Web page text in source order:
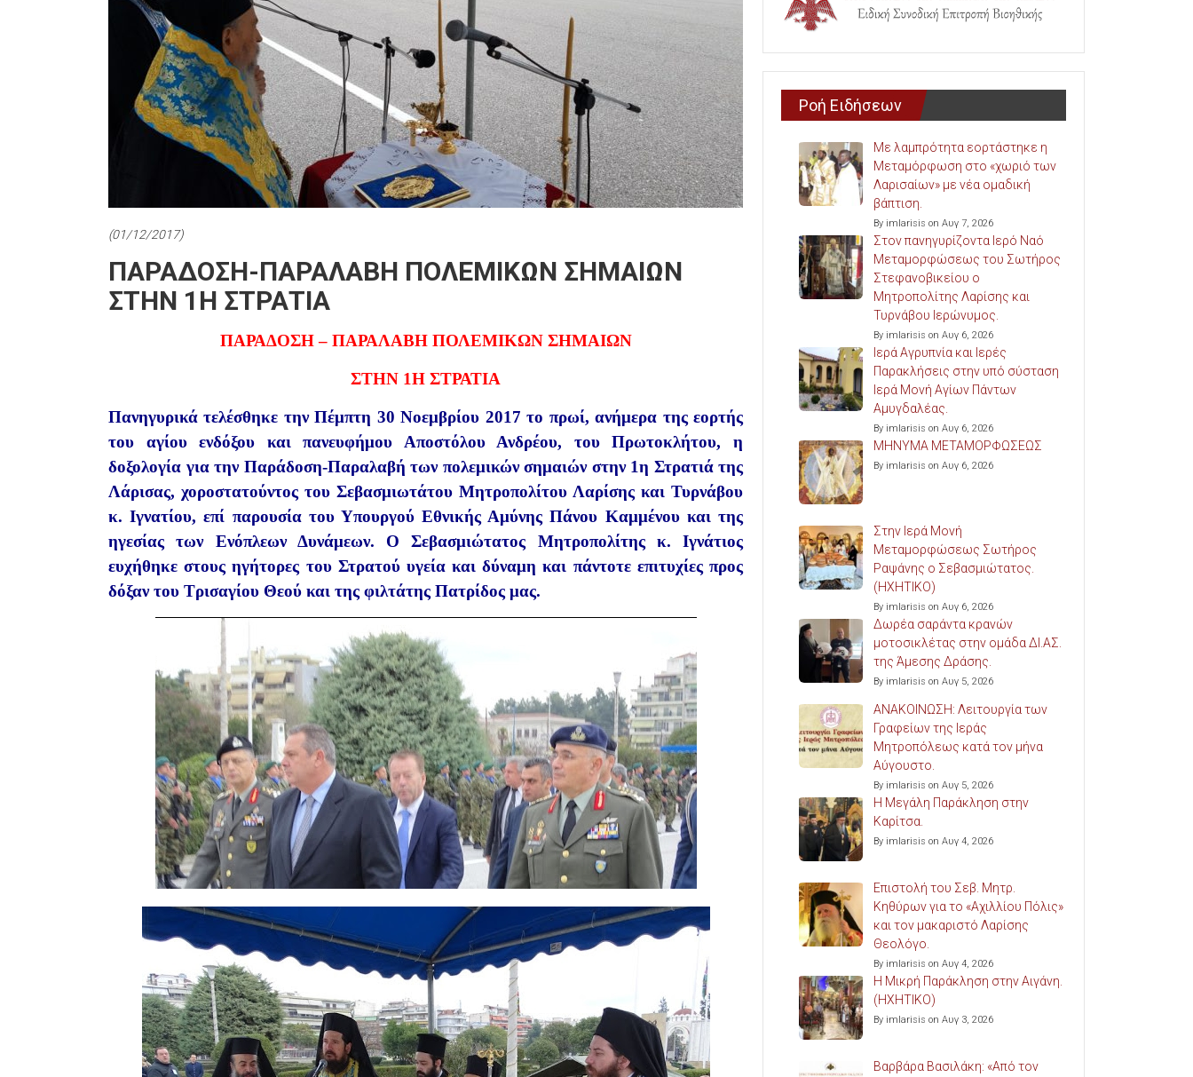
(01/12/2017)
ΠΑΡΑΔΟΣΗ-ΠΑΡΑΛΑΒΗ ΠΟΛΕΜΙΚΩΝ ΣΗΜΑΙΩΝ
ΣΤΗΝ 1Η ΣΤΡΑΤΙΑ
ΠΑΡΑΔΟΣΗ – ΠΑΡΑΛΑΒΗ ΠΟΛΕΜΙΚΩΝ ΣΗΜΑΙΩΝ
ΣΤΗΝ 1Η ΣΤΡΑΤΙΑ
Πανηγυρικά τελέσθηκε την Πέμπτη 30 Νοεμβρίου 2017 το πρωί, ανήμερα της εορτής
του αγίου ενδόξου και πανευφήμου Αποστόλου Ανδρέου, του Πρωτοκλήτου, η
δοξολογία για την Παράδοση-Παραλαβή των πολεμικών σημαιών στην 1η Στρατιά της
Λάρισας, χοροστατούντος του Σεβασμιωτάτου Μητροπολίτου Λαρίσης και Τυρνάβου
κ. Ιγνατίου, επί παρουσία του Υπουργού Εθνικής Αμύνης Πάνου Καμμένου και της
ηγεσίας των Ενόπλεων Δυνάμεων. Ο Σεβασμιώτατος Μητροπολίτης κ. Ιγνάτιος
ευχήθηκε στους ηγήτορες του Στρατού υγεία και δύναμη και πάντοτε επιτυχίες προς
δόξαν του Τρισαγίου Θεού και της φιλτάτης Πατρίδος μας.
Ροή Ειδήσεων
Με λαμπρότητα εορτάστηκε η
Μεταμόρφωση στο «χωριό των
Λαρισαίων» με νέα ομαδική
βάπτιση.
By imlarisis on Αυγ 7, 2026
Στον πανηγυρίζοντα Ιερό Ναό
Μεταμορφώσεως του Σωτήρος
Στεφανοβικείου ο
Μητροπολίτης Λαρίσης και
Τυρνάβου Ιερώνυμος.
By imlarisis on Αυγ 6, 2026
Ιερά Αγρυπνία και Ιερές
Παρακλήσεις στην υπό σύσταση
Ιερά Μονή Αγίων Πάντων
Αμυγδαλέας.
By imlarisis on Αυγ 6, 2026
ΜΗΝΥΜΑ ΜΕΤΑΜΟΡΦΩΣΕΩΣ
By imlarisis on Αυγ 6, 2026
Στην Ιερά Μονή
Μεταμορφώσεως Σωτήρος
Ραψάνης ο Σεβασμιώτατος.
(ΗΧΗΤΙΚΟ)
By imlarisis on Αυγ 6, 2026
Δωρέα σαράντα κρανών
μοτοσικλέτας στην ομάδα ΔΙ.ΑΣ.
της Άμεσης Δράσης.
By imlarisis on Αυγ 5, 2026
ΑΝΑΚΟΙΝΩΣΗ: Λειτουργία των
Γραφείων της Ιεράς
Μητροπόλεως κατά τον μήνα
Αύγουστο.
By imlarisis on Αυγ 5, 2026
Η Μεγάλη Παράκληση στην
Καρίτσα.
By imlarisis on Αυγ 4, 2026
Επιστολή του Σεβ. Μητρ.
Κηθύρων για το «Αχιλλίου Πόλις»
και τον μακαριστό Λαρίσης
Θεολόγο.
By imlarisis on Αυγ 4, 2026
Η Μικρή Παράκληση στην Αιγάνη.
(ΗΧΗΤΙΚΟ)
By imlarisis on Αυγ 3, 2026
Βαρβάρα Βασιλάκη: «Από τον